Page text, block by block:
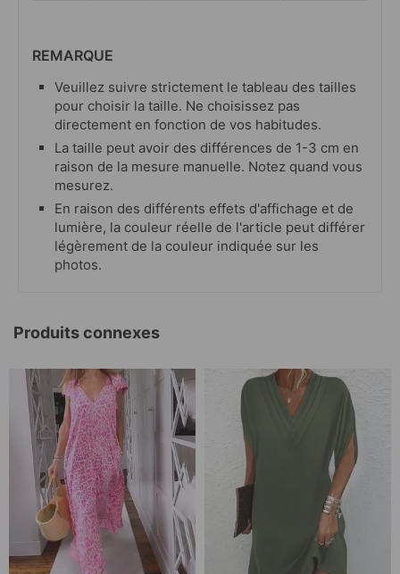
REMARQUE
Veuillez suivre strictement le tableau des tailles
pour choisir la taille. Ne choisissez pas
directement en fonction de vos habitudes.
La taille peut avoir des différences de 1-3 cm en
raison de la mesure manuelle. Notez quand vous
mesurez.
En raison des différents effets d'affichage et de
lumière, la couleur réelle de l'article peut différer
légèrement de la couleur indiquée sur les
photos.
Produits connexes